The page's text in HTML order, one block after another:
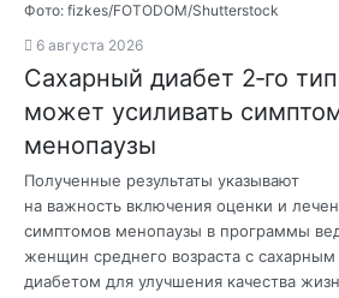
Фото: fizkes/FOTODOM/Shutterstock
6 августа 2026
Сахарный диабет 2‑го
может усиливать
менопаузы
Полученные результаты указывают
на важность включения оценки и
симптомов менопаузы в программы
женщин среднего возраста с сахарным
диабетом для улучшения качества